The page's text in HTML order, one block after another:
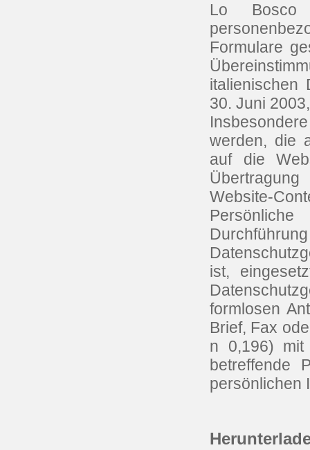
Lo Bosco
Formulare
italienischen
30. Juni
werden, die
auf die
Website-
ist,
formlosen
Brief, Fax
n 0,196) mit
betreffende
persönlichen